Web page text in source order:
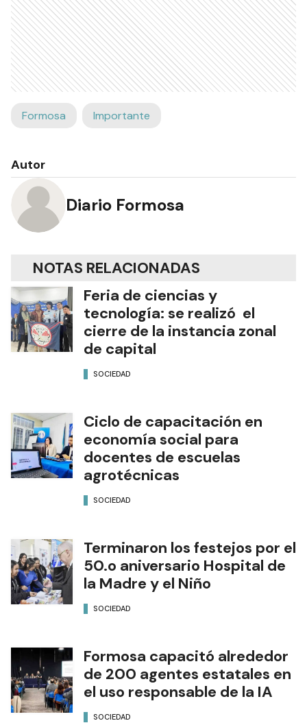
Formosa Importante
Autor
Diario Formosa
NOTAS RELACIONADAS
Feria de ciencias y
tecnología: se realizó el
cierre de la instancia zonal
de capital
SOCIEDAD
Ciclo de capacitación en
economía social para
docentes de escuelas
agrotécnicas
SOCIEDAD
Terminaron los festejos por el
50.o aniversario Hospital de
la Madre y el Niño
SOCIEDAD
Formosa capacitó alrededor
de 200 agentes estatales en
el uso responsable de la IA
SOCIEDAD